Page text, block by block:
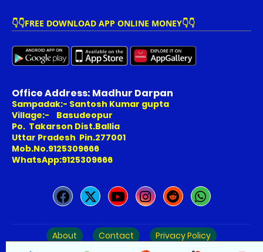
👇👇FREE DOWNLOAD APP ONLINE MONEY👇👇
Office Address: Madhur Darpan
Sampadak:- Santosh Kumar gupta
Village:- Basudeopur
Po. Takarson Dist.Ballia
Uttar Pradesh Pin.277001
Mob.No.9125309666
WhatsApp:9125309666
About Contact Privacy Policy